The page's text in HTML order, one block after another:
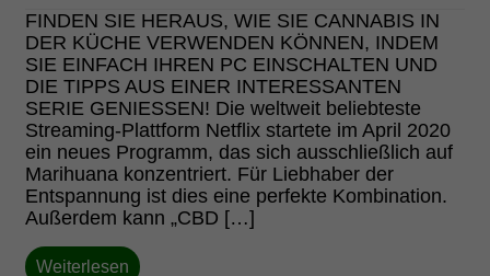
FINDEN SIE HERAUS, WIE SIE CANNABIS IN
DER KÜCHE VERWENDEN KÖNNEN, INDEM
SIE EINFACH IHREN PC EINSCHALTEN UND
DIE TIPPS AUS EINER INTERESSANTEN
SERIE GENIESSEN! Die weltweit beliebteste
Streaming-Plattform Netflix startete im April 2020
ein neues Programm, das sich ausschließlich auf
Marihuana konzentriert. Für Liebhaber der
Entspannung ist dies eine perfekte Kombination.
Außerdem kann „CBD […]
Weiterlesen